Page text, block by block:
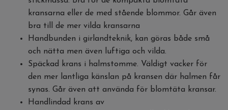
kransarna eller de med stående blommor. Går även
bra till de mer vilda kransarna
Handbunden i girlandteknik, kan göras både små
och nätta men även luftiga och vilda.
Späckad krans i halmstomme. Väldigt vacker för
den mer lantliga känslan på kransen där halmen får
synas. Går även att använda för blomtäta kransar.
Handlindad krans av